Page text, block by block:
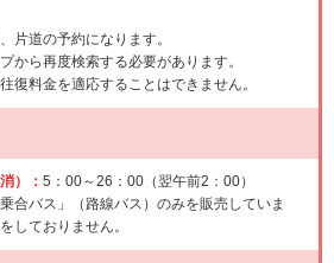
片道の予約になります。
から再度検索する必要があります。
復料金を適応することはできません。
）： 5：00～26：00（翌午前2：00）
合バス」（路線バス）のみを販売していま
しておりません。